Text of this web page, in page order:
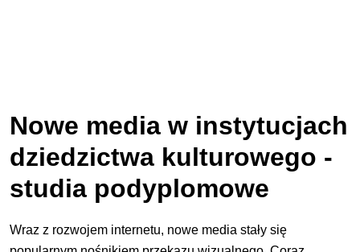
Nowe media w instytucjach
dziedzictwa kulturowego -
studia podyplomowe
Wraz z rozwojem internetu, nowe media stały się